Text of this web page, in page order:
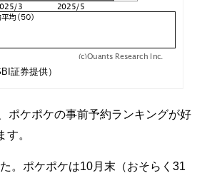
証券提供）
ポケポケの事前予約ランキングが好
。
。ポケポケは10月末（おそらく31